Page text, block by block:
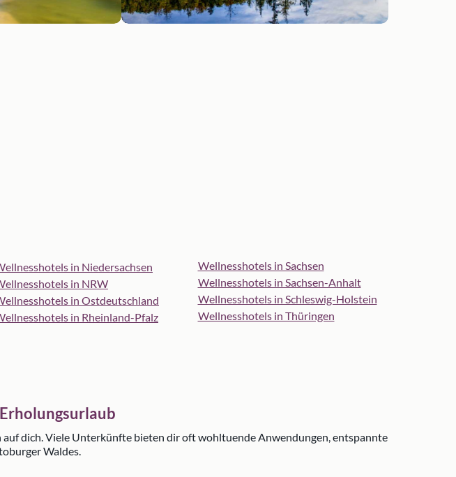
in Niedersachsen
in NRW
in Ostdeutschland
in Rheinland-Pfalz
Wellnesshotels in Sachsen
Wellnesshotels in Sachsen-Anhalt
Wellnesshotels in Schleswig-Holstein
Wellnesshotels in Thüringen
dich. Viele Unterkünfte bieten dir oft wohltuende Anwendungen, entspannte
Waldes.